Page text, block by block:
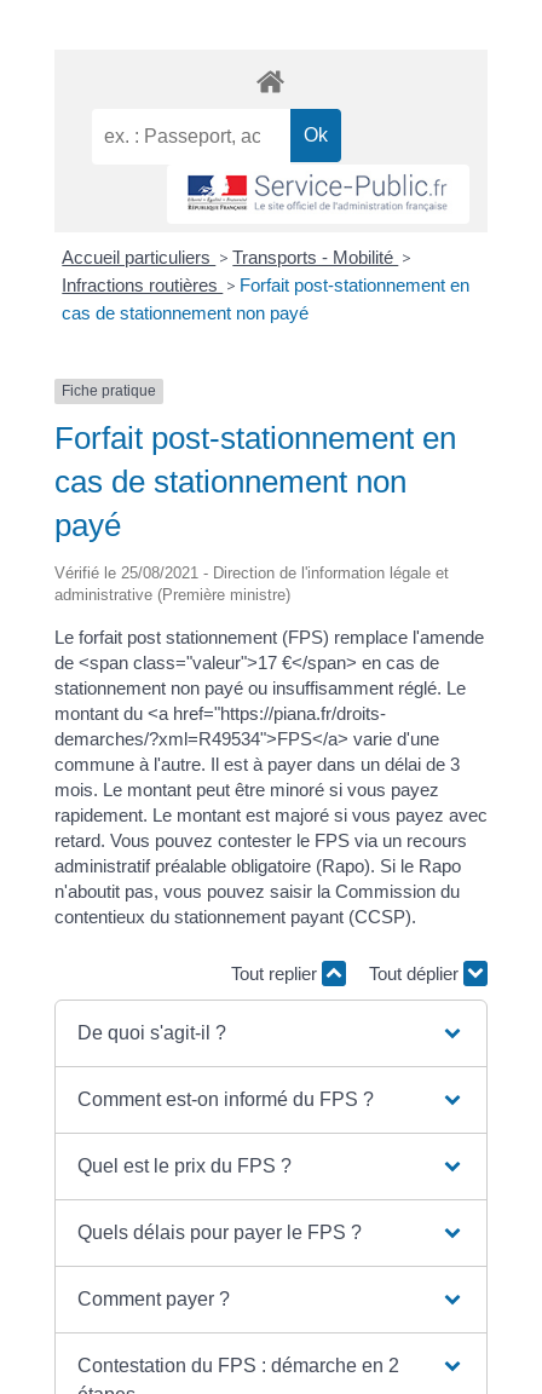
Accueil particuliers > Transports - Mobilité >
Infractions routières > Forfait post-stationnement en
cas de stationnement non payé
Fiche pratique
Forfait post-stationnement en
cas de stationnement non
payé
Vérifié le 25/08/2021 - Direction de l'information légale et
administrative (Première ministre)
Le forfait post stationnement (FPS) remplace l'amende
de <span class="valeur">17 €</span> en cas de
stationnement non payé ou insuffisamment réglé. Le
montant du <a href="https://piana.fr/droits-
demarches/?xml=R49534">FPS</a> varie d'une
commune à l'autre. Il est à payer dans un délai de 3
mois. Le montant peut être minoré si vous payez
rapidement. Le montant est majoré si vous payez avec
retard. Vous pouvez contester le FPS via un recours
administratif préalable obligatoire (Rapo). Si le Rapo
n'aboutit pas, vous pouvez saisir la Commission du
contentieux du stationnement payant (CCSP).
Tout replier Tout déplier
De quoi s'agit-il ?
Comment est-on informé du FPS ?
Quel est le prix du FPS ?
Quels délais pour payer le FPS ?
Comment payer ?
Contestation du FPS : démarche en 2